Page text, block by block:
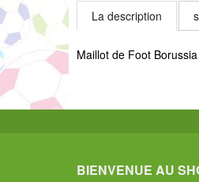
La description
Maillot de Foot
BIENVENUE AU